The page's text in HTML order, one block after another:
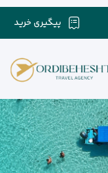
پیگیری خرید